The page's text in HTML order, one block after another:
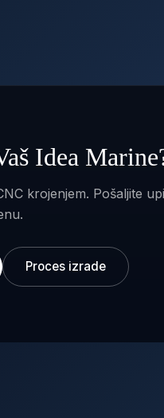
Idea
krojenjem. Pošaljite
Proces izrade